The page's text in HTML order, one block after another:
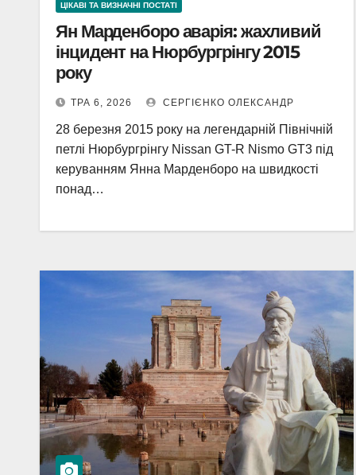
ЦІКАВІ ТА ВИЗНАЧНІ ПОСТАТІ
Ян Марденборо аварія: жахливий
інцидент на Нюрбургрінгу 2015
року
ТРА 6, 2026 СЕРГІЄНКО ОЛЕКСАНДР
28 березня 2015 року на легендарній Північній
петлі Нюрбургрінгу Nissan GT-R Nismo GT3 під
керуванням Янна Марденборо на швидкості
понад…